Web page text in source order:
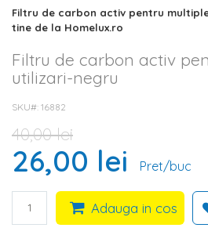
Skip
to
beginning
of
the
gallery
Filtru de carbon activ pentru
tine de la Homelux.ro
Filtru de carbon activ
utilizari-negru
SKU# 16882
40,00 lei
26,00 lei Pret/buc
Adauga in cos